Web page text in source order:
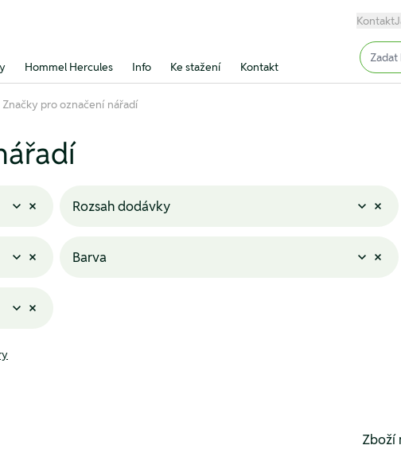
Kontakt
Hommel Hercules Info Ke stažení Kontakt
Input
Značky pro označení nářadí
Rozsah dodávky
Barva
Zboží